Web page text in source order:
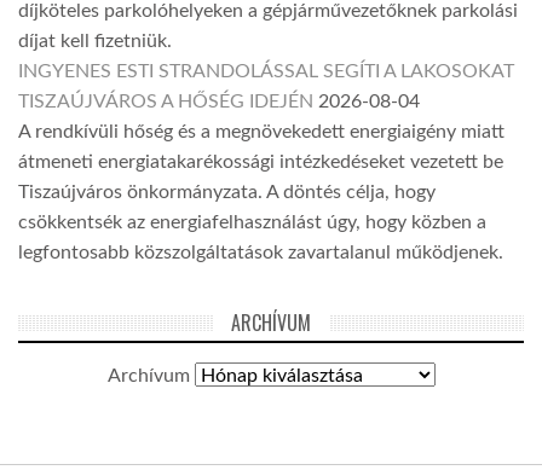
díjköteles parkolóhelyeken a gépjárművezetőknek parkolási
díjat kell fizetniük.
INGYENES ESTI STRANDOLÁSSAL SEGÍTI A LAKOSOKAT
TISZAÚJVÁROS A HŐSÉG IDEJÉN 2026-08-04
A rendkívüli hőség és a megnövekedett energiaigény miatt
átmeneti energiatakarékossági intézkedéseket vezetett be
Tiszaújváros önkormányzata. A döntés célja, hogy
csökkentsék az energiafelhasználást úgy, hogy közben a
legfontosabb közszolgáltatások zavartalanul működjenek.
ARCHÍVUM
Archívum